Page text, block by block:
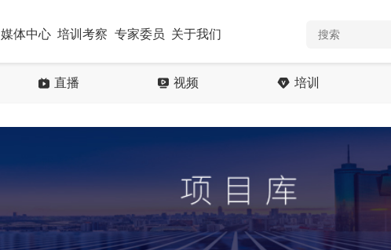
媒体中心 培训考察 专家委员 关于我们
直播 视频 培训